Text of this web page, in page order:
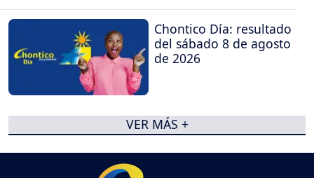
Chontico Día: resultado
del sábado 8 de agosto
de 2026
VER MÁS +